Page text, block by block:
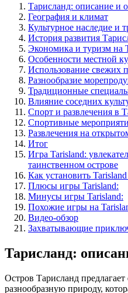
Тарисланд: описание и
География и климат
Культурное наследие и
История развития
Экономика и туризм на
Особенности местной
Использование свежих
Разнообразие
Традиционные
Влияние соседних
Спорт и развлечения в
Спортивные
Развлечения на
Итог
Игра Tarisland:
таинственном острове
Как установить
Плюсы игры Tarisland:
Минусы игры Tarisland:
Похожие игры на
Видео-обзор
Захватывающие
Тарисланд:
Остров Тарисланд
разнообразную природу,